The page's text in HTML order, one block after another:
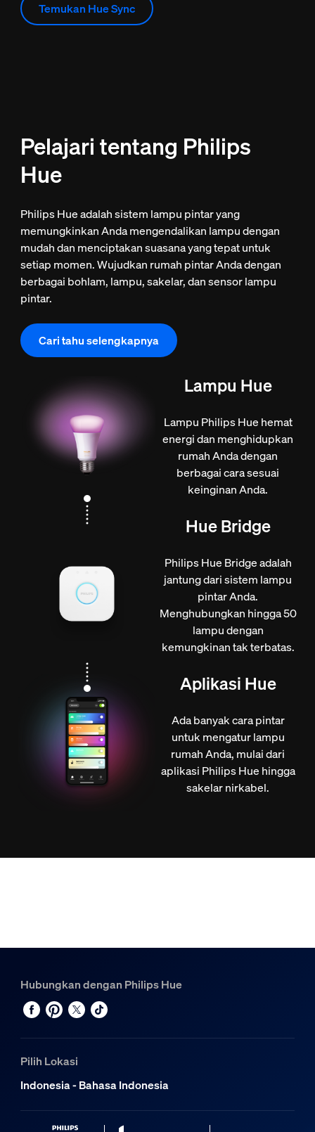
Temukan Hue Sync
Pelajari tentang Philips
Hue
Philips Hue adalah sistem lampu pintar yang
memungkinkan Anda mengendalikan lampu dengan
mudah dan menciptakan suasana yang tepat untuk
setiap momen. Wujudkan rumah pintar Anda dengan
berbagai bohlam, lampu, sakelar, dan sensor lampu
pintar.
Cari tahu selengkapnya
Lampu Hue
Lampu Philips Hue hemat
energi dan menghidupkan
rumah Anda dengan
berbagai cara sesuai
keinginan Anda.
Hue Bridge
Philips Hue Bridge adalah
jantung dari sistem lampu
pintar Anda.
Menghubungkan hingga 50
lampu dengan
kemungkinan tak terbatas.
Aplikasi Hue
Ada banyak cara pintar
untuk mengatur lampu
rumah Anda, mulai dari
aplikasi Philips Hue hingga
sakelar nirkabel.
Hubungkan dengan Philips Hue
Pilih Lokasi
Indonesia - Bahasa Indonesia